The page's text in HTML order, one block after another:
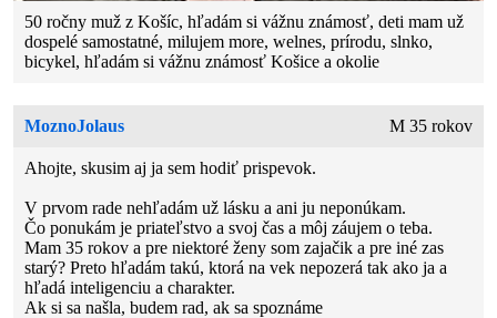
50 ročny muž z Košíc, hľadám si vážnu známosť, deti mam už
dospelé samostatné, milujem more, welnes, prírodu, slnko,
bicykel, hľadám si vážnu známosť Košice a okolie
MoznoJolaus M 35 rokov
Ahojte, skusim aj ja sem hodiť prispevok.
V prvom rade nehľadám už lásku a ani ju neponúkam.
Čo ponukám je priateľstvo a svoj čas a môj záujem o teba.
Mam 35 rokov a pre niektoré ženy som zajačik a pre iné zas
starý? Preto hľadám takú, ktorá na vek nepozerá tak ako ja a
hľadá inteligenciu a charakter.
Ak si sa našla, budem rad, ak sa spoznáme